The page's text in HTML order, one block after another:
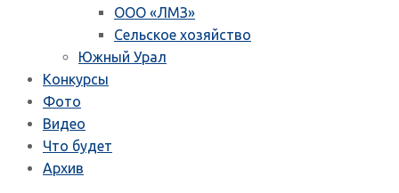
ООО «ЛМЗ»
Сельское хозяйство
Южный Урал
Конкурсы
Фото
Видео
Что будет
Архив